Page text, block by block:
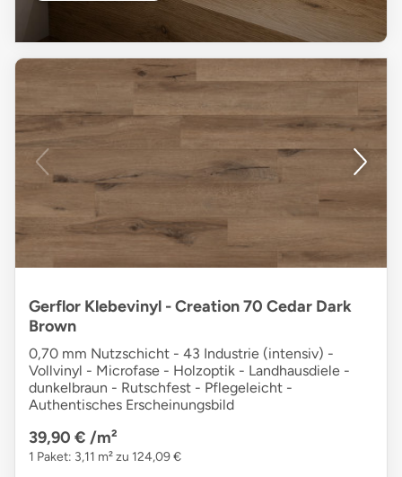
Gerflor Klebevinyl - Creation 70 Cedar Dark
Brown
0,70 mm Nutzschicht - 43 Industrie (intensiv) -
Vollvinyl - Microfase - Holzoptik - Landhausdiele -
dunkelbraun - Rutschfest - Pflegeleicht -
Authentisches Erscheinungsbild
39,90 € /m²
1 Paket: 3,11 m² zu 124,09 €